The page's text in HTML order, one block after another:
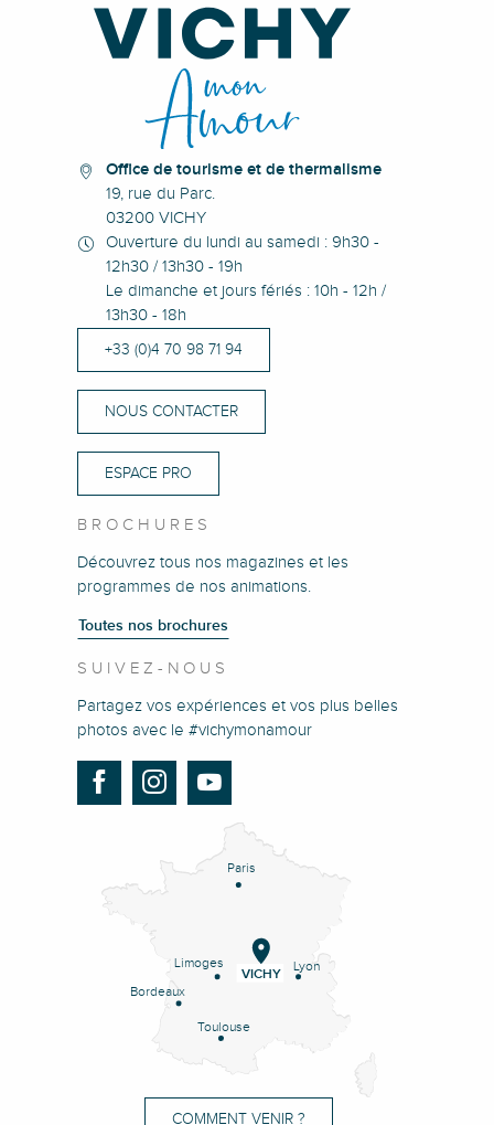
Office de tourisme et de thermalisme
19, rue du Parc.
03200 VICHY
Ouverture du lundi au samedi : 9h30 -
12h30 / 13h30 - 19h
Le dimanche et jours fériés : 10h - 12h /
13h30 - 18h
+33 (0)4 70 98 71 94
NOUS CONTACTER
ESPACE PRO
BROCHURES
Découvrez tous nos magazines et les
programmes de nos animations.
Toutes nos brochures
SUIVEZ-NOUS
Partagez vos expériences et vos plus belles
photos avec le #vichymonamour
Paris
Lyon
Limoges
Bordeaux
Toulouse
VICHY
COMMENT VENIR ?